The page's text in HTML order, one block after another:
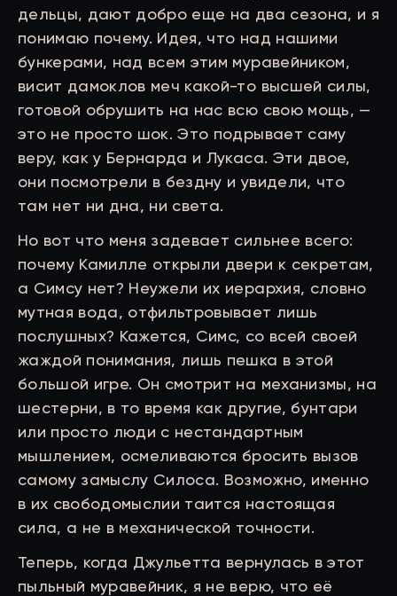
дельцы, дают добро еще на два сезона, и я
понимаю почему. Идея, что над нашими
бункерами, над всем этим муравейником,
висит дамоклов меч какой-то высшей силы,
готовой обрушить на нас всю свою мощь, —
это не просто шок. Это подрывает саму
веру, как у Бернарда и Лукаса. Эти двое,
они посмотрели в бездну и увидели, что
там нет ни дна, ни света.
Но вот что меня задевает сильнее всего:
почему Камилле открыли двери к секретам,
а Симсу нет? Неужели их иерархия, словно
мутная вода, отфильтровывает лишь
послушных? Кажется, Симс, со всей своей
жаждой понимания, лишь пешка в этой
большой игре. Он смотрит на механизмы, на
шестерни, в то время как другие, бунтари
или просто люди с нестандартным
мышлением, осмеливаются бросить вызов
самому замыслу Силоса. Возможно, именно
в их свободомыслии таится настоящая
сила, а не в механической точности.
Теперь, когда Джульетта вернулась в этот
пыльный муравейник, я не верю, что её